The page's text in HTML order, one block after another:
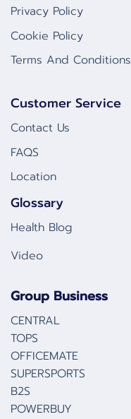
Privacy Policy
Cookie Policy
Terms And Conditions
Customer Service
Contact Us
FAQS
Location
Glossary
Health Blog
Video
Group Business
CENTRAL
TOPS
OFFICEMATE
SUPERSPORTS
B2S
POWERBUY